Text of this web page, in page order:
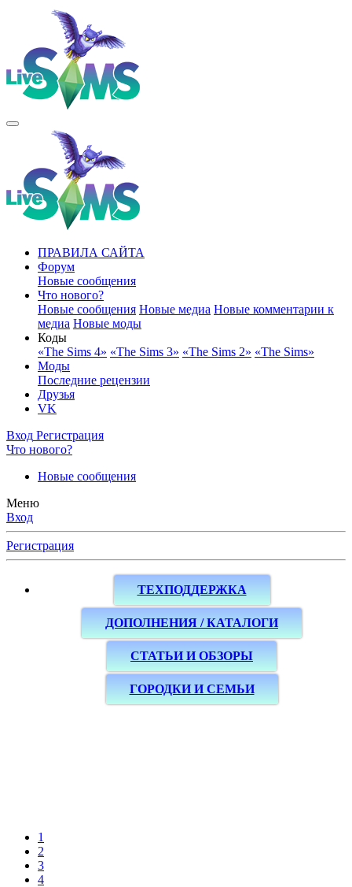
ПРАВИЛА САЙТА
Форум
Новые сообщения
Что нового?
Новые сообщения Новые медиа Новые комментарии к
медиа Новые моды
Коды
«The Sims 4» «The Sims 3» «The Sims 2» «The Sims»
Моды
Последние рецензии
Друзья
VK
Вход Регистрация
Что нового?
Новые сообщения
Меню
Вход
Регистрация
ТЕХПОДДЕРЖКА
ДОПОЛНЕНИЯ / КАТАЛОГИ
СТАТЬИ И ОБЗОРЫ
ГОРОДКИ И СЕМЬИ
1
2
3
4